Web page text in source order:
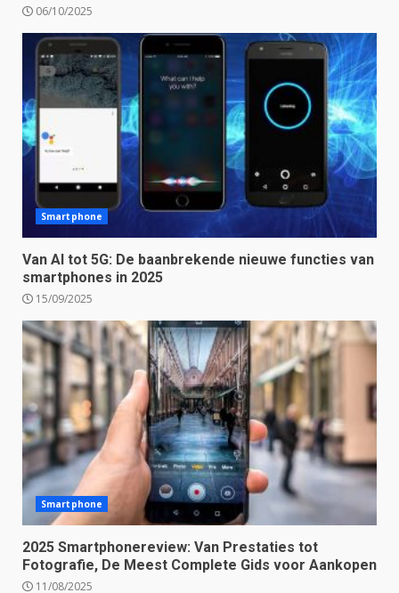
06/10/2025
Smartphone
Van AI tot 5G: De baanbrekende nieuwe functies van
smartphones in 2025
15/09/2025
Smartphone
2025 Smartphonereview: Van Prestaties tot
Fotografie, De Meest Complete Gids voor Aankopen
11/08/2025